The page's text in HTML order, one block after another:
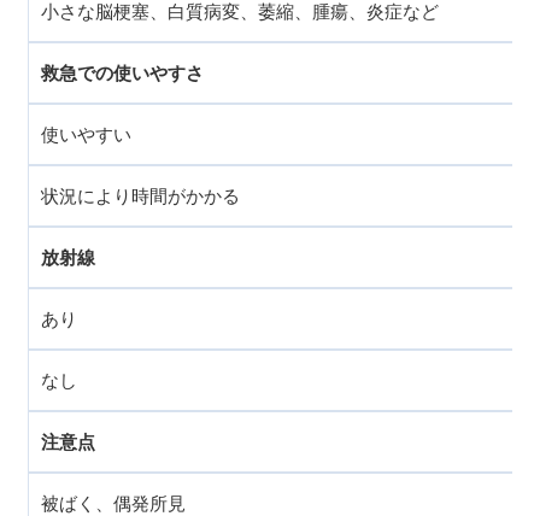
小さな脳梗塞、白質病変、萎縮、腫瘍、炎症など
救急での使いやすさ
使いやすい
状況により時間がかかる
放射線
あり
なし
注意点
被ばく、偶発所見